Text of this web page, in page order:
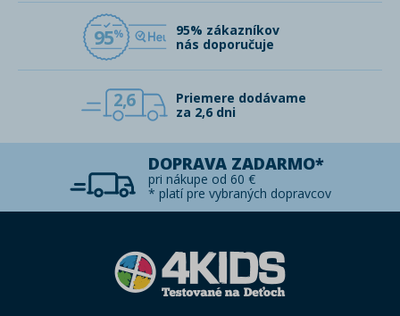
95
95% zákazníkov
nás doporučuje
2,6
Priemere dodávame
za 2,6 dni
DOPRAVA ZADARMO*
pri nákupe od 60 €
* platí pre vybraných dopravcov